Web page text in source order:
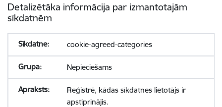
Detalizētāka informācija par izmantotajām
sīkdatnēm
cookie-agreed-categories
Nepieciešams
Reģistrē, kādas sīkdatnes lietotājs ir
apstiprinājis.